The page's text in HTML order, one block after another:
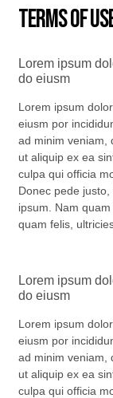
Terms Of
Lorem ipsum
do eiusm
Lorem ipsum
eiusm por
ad minim veniam,
ut aliquip ex ea
culpa qui officia
Donec pede
ipsum. Nam
quam felis,
Lorem ipsum
do eiusm
Lorem ipsum
eiusm por
ad minim veniam,
ut aliquip ex ea
culpa qui officia